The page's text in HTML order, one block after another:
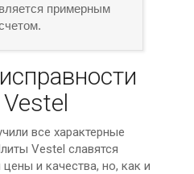
примерным
все характерные
Vestel славятся
и качества, но, как и